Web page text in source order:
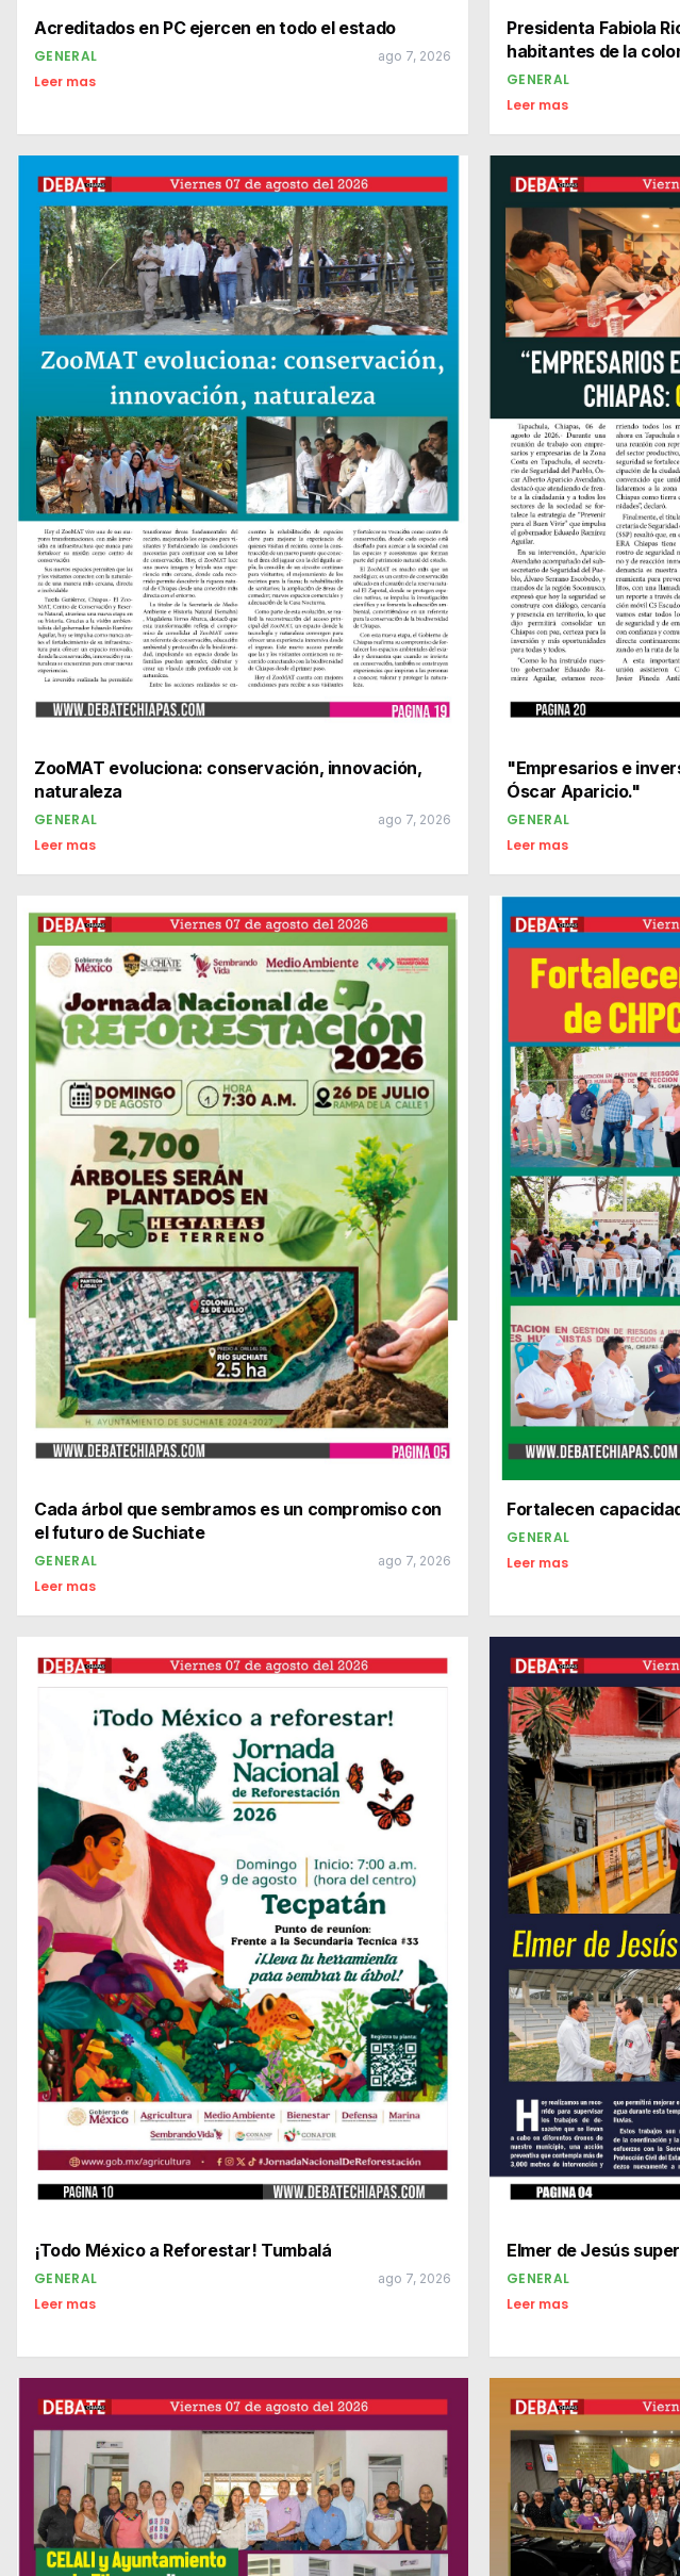
Acreditados en PC ejercen en todo el estado
GENERAL ago 7, 2026
Leer mas
Presidenta Fabiola
habitantes de la
GENERAL
Leer mas
ZooMAT evoluciona: conservación, innovación,
naturaleza
GENERAL ago 7, 2026
Leer mas
"Empresarios e
GENERAL
Leer mas
Cada árbol que sembramos es un compromiso con
el futuro de Suchiate
GENERAL ago 7, 2026
Leer mas
Fortalecen
GENERAL
Leer mas
¡Todo México a Reforestar! Tumbalá
GENERAL ago 7, 2026
Leer mas
Elmer de Jesús
GENERAL
Leer mas